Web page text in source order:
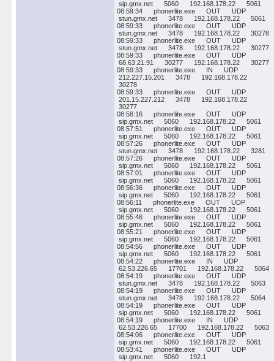
sip.gmx.net 5060 192.168.178.22 5061
08:59:34 phonerlite.exe OUT UDP
stun.gmx.net 3478 192.168.178.22 5061
08:59:33 phonerlite.exe OUT UDP
stun.gmx.net 3478 192.168.178.22 30278
08:59:33 phonerlite.exe OUT UDP
stun.gmx.net 3478 192.168.178.22 30277
08:59:33 phonerlite.exe OUT UDP
68.63.21.91 30277 192.168.178.22 30277
08:59:33 phonerlite.exe IN UDP
212.227.15.201 3478 192.168.178.22
30278
08:59:33 phonerlite.exe OUT UDP
201.15.227.212 3478 192.168.178.22
30277
08:58:16 phonerlite.exe OUT UDP
sip.gmx.net 5060 192.168.178.22 5061
08:57:51 phonerlite.exe OUT UDP
sip.gmx.net 5060 192.168.178.22 5061
08:57:26 phonerlite.exe OUT UDP
stun.gmx.net 3478 192.168.178.22 3281
08:57:26 phonerlite.exe OUT UDP
sip.gmx.net 5060 192.168.178.22 5061
08:57:01 phonerlite.exe OUT UDP
sip.gmx.net 5060 192.168.178.22 5061
08:56:36 phonerlite.exe OUT UDP
sip.gmx.net 5060 192.168.178.22 5061
08:56:11 phonerlite.exe OUT UDP
sip.gmx.net 5060 192.168.178.22 5061
08:55:46 phonerlite.exe OUT UDP
sip.gmx.net 5060 192.168.178.22 5061
08:55:21 phonerlite.exe OUT UDP
sip.gmx.net 5060 192.168.178.22 5061
08:54:56 phonerlite.exe OUT UDP
sip.gmx.net 5060 192.168.178.22 5061
08:54:22 phonerlite.exe IN UDP
62.53.226.65 17701 192.168.178.22 5064
08:54:19 phonerlite.exe OUT UDP
stun.gmx.net 3478 192.168.178.22 5063
08:54:19 phonerlite.exe OUT UDP
stun.gmx.net 3478 192.168.178.22 5064
08:54:19 phonerlite.exe OUT UDP
sip.gmx.net 5060 192.168.178.22 5061
08:54:19 phonerlite.exe IN UDP
62.53.226.65 17700 192.168.178.22 5063
08:54:06 phonerlite.exe OUT UDP
sip.gmx.net 5060 192.168.178.22 5061
08:53:41 phonerlite.exe OUT UDP
sip.gmx.net 5060 192.1